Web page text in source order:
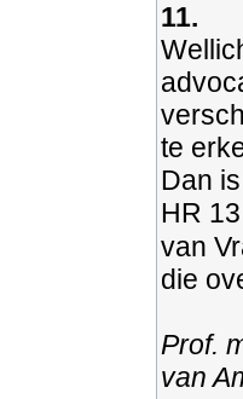
11.
te
Dan
HR
van
die
Prof.
van